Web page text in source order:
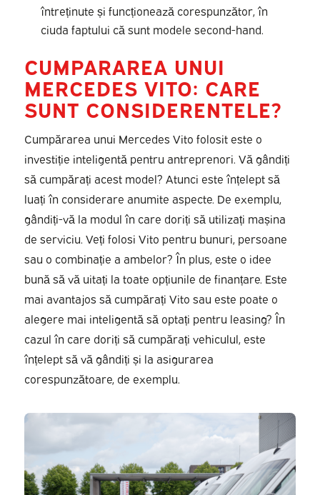
întreținute și funcționează corespunzător, în
ciuda faptului că sunt modele second-hand.
CUMPARAREA UNUI
MERCEDES VITO: CARE
SUNT CONSIDERENTELE?
Cumpărarea unui Mercedes Vito folosit este o
investiție inteligentă pentru antreprenori. Vă gândiți
să cumpărați acest model? Atunci este înțelept să
luați în considerare anumite aspecte. De exemplu,
gândiți-vă la modul în care doriți să utilizați mașina
de serviciu. Veți folosi Vito pentru bunuri, persoane
sau o combinație a ambelor? În plus, este o idee
bună să vă uitați la toate opțiunile de finanțare. Este
mai avantajos să cumpărați Vito sau este poate o
alegere mai inteligentă să optați pentru leasing? În
cazul în care doriți să cumpărați vehiculul, este
înțelept să vă gândiți și la asigurarea
corespunzătoare, de exemplu.